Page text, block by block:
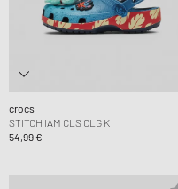
crocs
STITCH IAM CLS CLG K
54,99 €